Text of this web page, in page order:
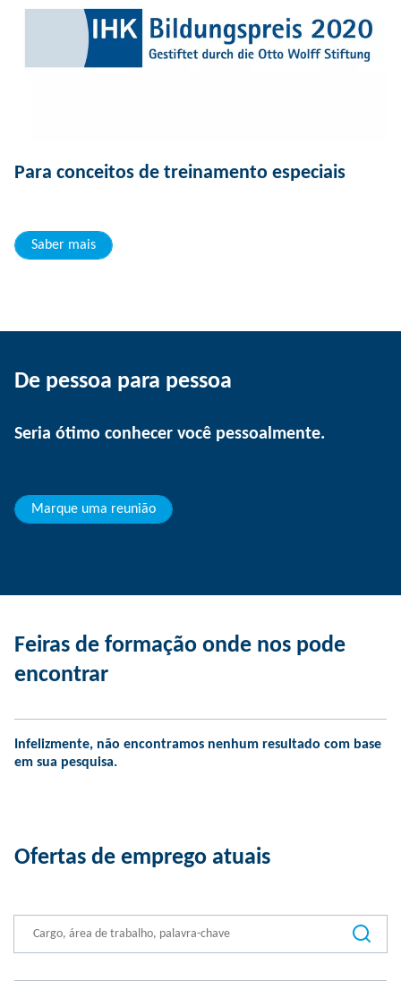
Para conceitos de treinamento especiais
Saber mais
De pessoa para pessoa
Seria ótimo conhecer você pessoalmente.
Marque uma reunião
Feiras de formação onde nos pode
encontrar
Infelizmente, não encontramos nenhum resultado com base
em sua pesquisa.
Ofertas de emprego atuais